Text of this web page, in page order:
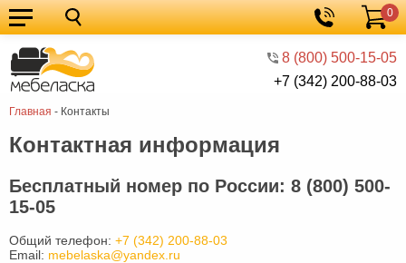
8 (800) 500-15-05
+7 (342) 200-88-03
Корзина
0
Главная - Контакты
Кухонные
гарнитуры
Мебель
для
кухни
Мебель
для
спальни
Кровати
Шкафы
Диваны
Мягкая
мебель
Детская
Контактная информация
Бесплатный номер по России: 8 (800) 500-
15-05
Общий телефон: +7 (342) 200-88-03
Email: mebelaska@yandex.ru